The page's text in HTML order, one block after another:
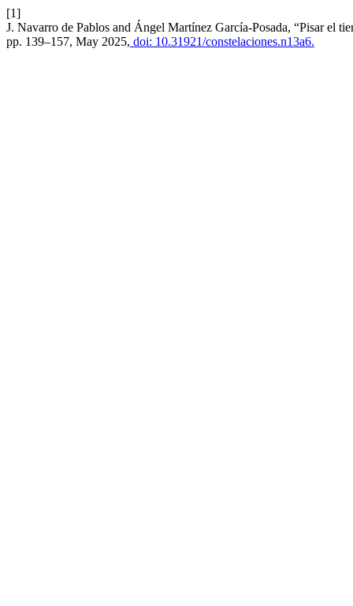
[1]
J. Navarro de Pablos and Ángel Martínez García-Posada, “Pisar el
pp. 139–157, May 2025, doi: 10.31921/constelaciones.n13a6.